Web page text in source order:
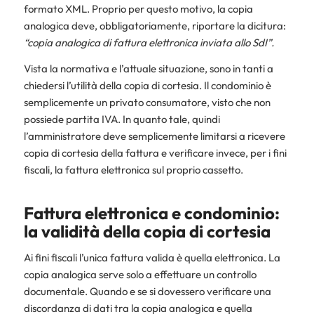
formato XML. Proprio per questo motivo, la copia
analogica deve, obbligatoriamente, riportare la dicitura:
“copia analogica di fattura elettronica inviata allo SdI”.
Vista la normativa e l’attuale situazione, sono in tanti a
chiedersi l’utilità della copia di cortesia. Il condominio è
semplicemente un privato consumatore, visto che non
possiede partita IVA. In quanto tale, quindi
l’amministratore deve semplicemente limitarsi a ricevere
copia di cortesia della fattura e verificare invece, per i fini
fiscali, la fattura elettronica sul proprio cassetto.
Fattura elettronica e condominio:
la validità della copia di cortesia
Ai fini fiscali l’unica fattura valida è quella elettronica. La
copia analogica serve solo a effettuare un controllo
documentale. Quando e se si dovessero verificare una
discordanza di dati tra la copia analogica e quella